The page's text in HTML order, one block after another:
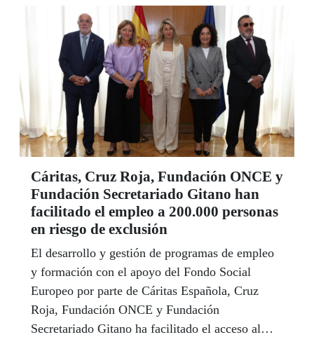
Cáritas, Cruz Roja, Fundación ONCE y
Fundación Secretariado Gitano han
facilitado el empleo a 200.000 personas
en riesgo de exclusión
El desarrollo y gestión de programas de empleo
y formación con el apoyo del Fondo Social
Europeo por parte de Cáritas Española, Cruz
Roja, Fundación ONCE y Fundación
Secretariado Gitano ha facilitado el acceso al